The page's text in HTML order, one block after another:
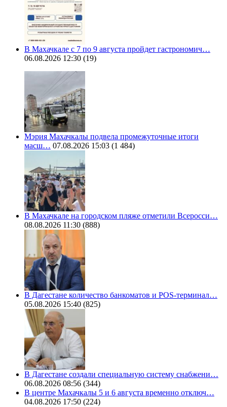
В Махачкале с 7 по 9 августа пройдет гастрономич…
06.08.2026 12:30 (19)
Мэрия Махачкалы подвела промежуточные итоги
масш… 07.08.2026 15:03 (1 484)
В Махачкале на городском пляже отметили Всеросси…
08.08.2026 11:30 (888)
В Дагестане количество банкоматов и POS-терминал…
05.08.2026 15:40 (825)
В Дагестане создали специальную систему снабжени…
06.08.2026 08:56 (344)
В центре Махачкалы 5 и 6 августа временно отключ…
04.08.2026 17:50 (224)